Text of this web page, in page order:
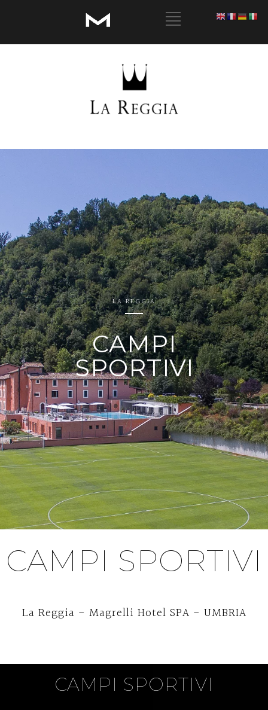
LA REGGIA
CAMPI
SPORTIVI
CAMPI SPORTIVI
La Reggia - Magrelli Hotel SPA - UMBRIA
CAMPI SPORTIVI